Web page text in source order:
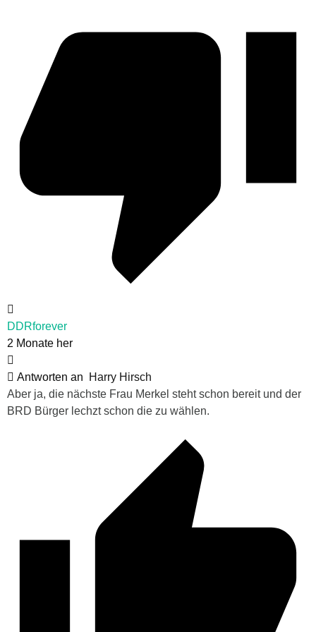
DDRforever
2 Monate her
Antworten an
Harry Hirsch
Aber ja, die nächste Frau Merkel steht schon bereit und der
BRD Bürger lechzt schon die zu wählen.